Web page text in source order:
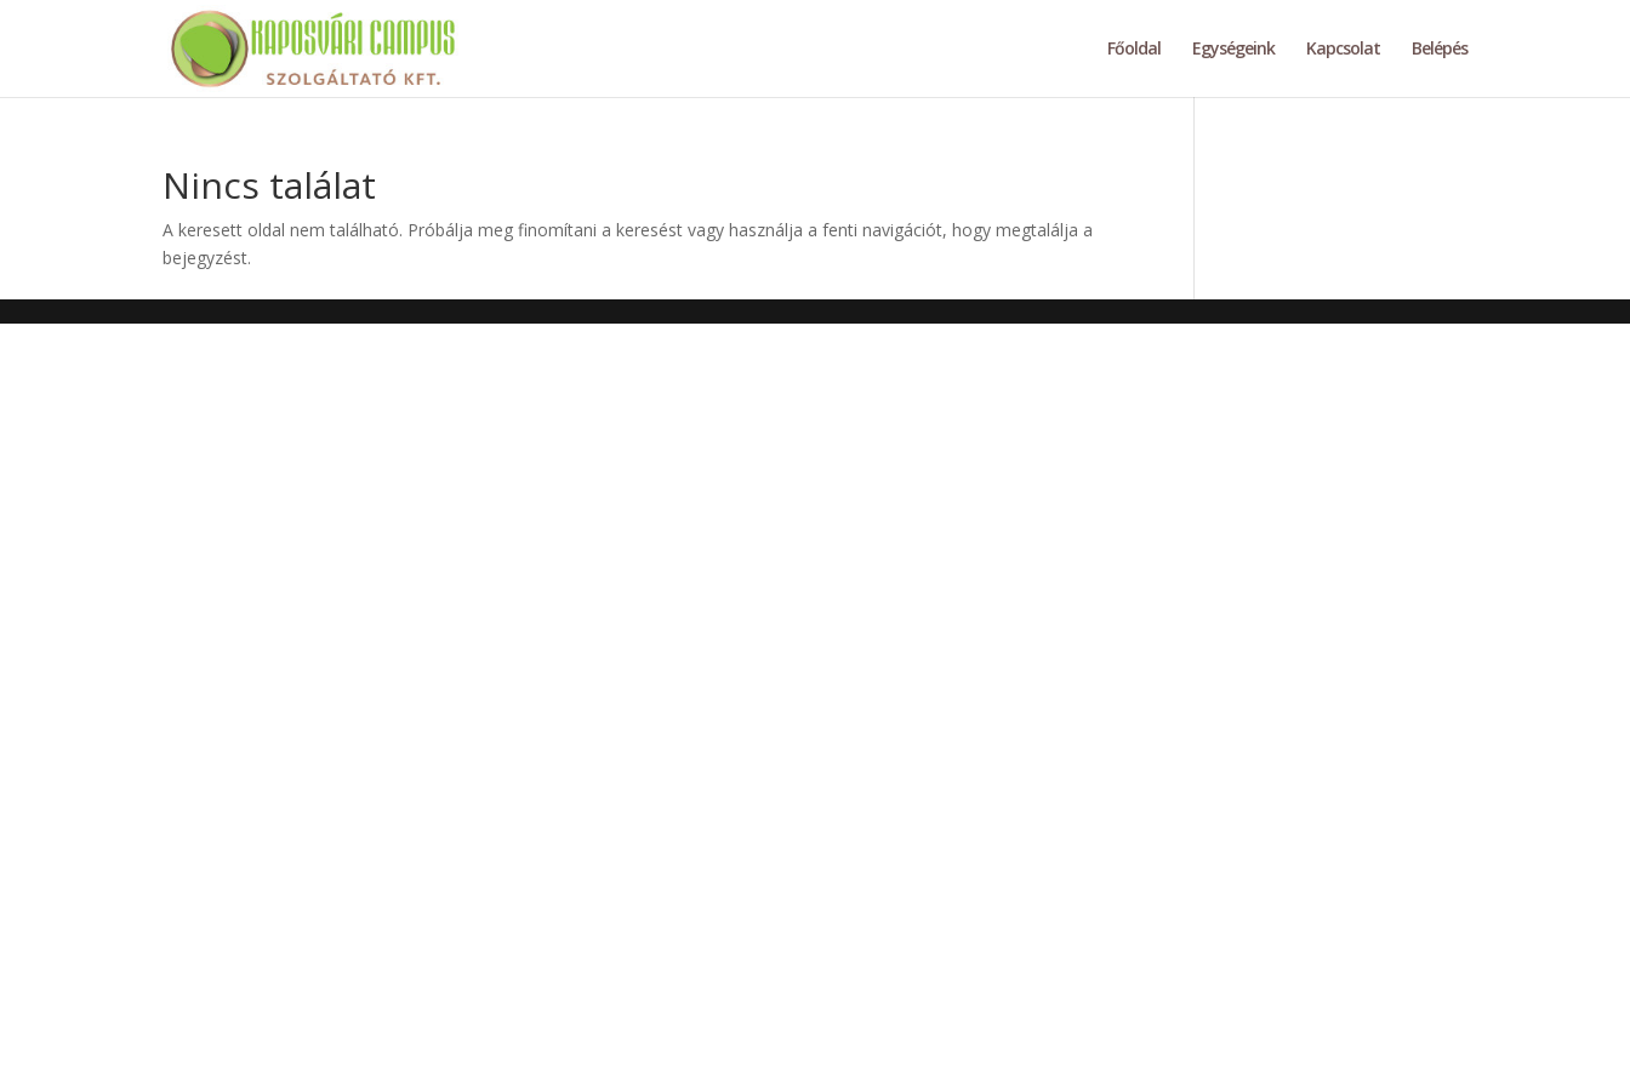
Főoldal Egységeink Kapcsolat Belépés
Nincs találat
A keresett oldal nem található. Próbálja meg finomítani a keresést vagy használja a fenti navigációt, hogy megtalálja a
bejegyzést.